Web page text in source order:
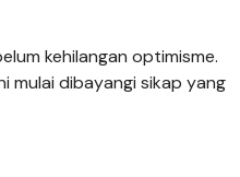
kehilangan optimisme.
mulai dibayangi sikap yang